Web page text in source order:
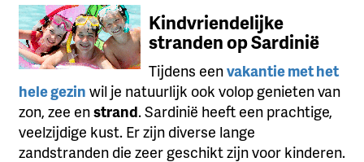
Kindvriendelijke
stranden op Sardinië
Tijdens eenvakantie met het
hele gezin wil je natuurlijk ook volop genieten van
zon, zee enstrand. Sardinië heeft een prachtige,
veelzijdige kust. Er zijn diverse lange
zandstranden die zeer geschikt zijn voor kinderen.